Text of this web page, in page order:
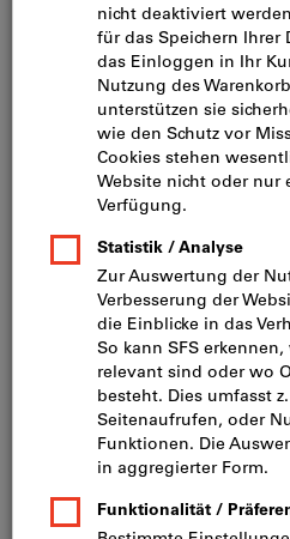
Bild zum Vergrößern anklicken